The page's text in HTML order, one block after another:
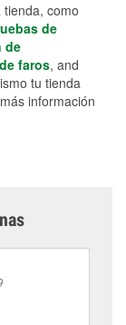
tienda, como
de
de
faros, and
tu tienda
información